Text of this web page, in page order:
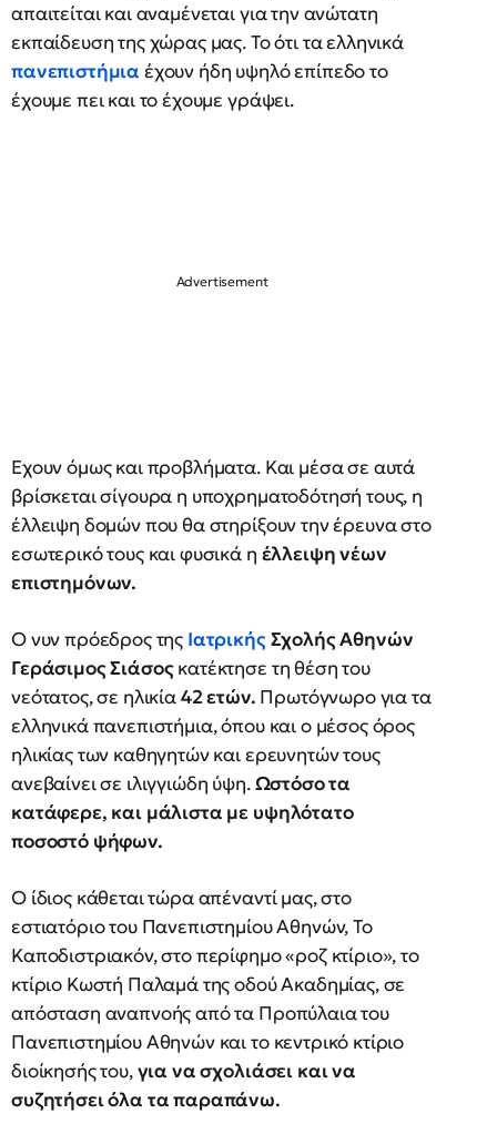
απαιτείται και αναμένεται για την ανώτατη
εκπαίδευση της χώρας μας. Το ότι τα ελληνικά
πανεπιστήμια έχουν ήδη υψηλό επίπεδο το
έχουμε πει και το έχουμε γράψει.
Εχουν όμως και προβλήματα. Και μέσα σε αυτά
βρίσκεται σίγουρα η υποχρηματοδότησή τους, η
έλλειψη δομών που θα στηρίξουν την έρευνα στο
εσωτερικό τους και φυσικά η έλλειψη νέων
επιστημόνων.
Ο νυν πρόεδρος της ΙατρικήςΣχολής Αθηνών
Γεράσιμος Σιάσοςκατέκτησε τη θέση του
νεότατος, σε ηλικία42 ετών. Πρωτόγνωρο για τα
ελληνικά πανεπιστήμια, όπου και ο μέσος όρος
ηλικίας των καθηγητών και ερευνητών τους
ανεβαίνει σε ιλιγγιώδη ύψη.Ωστόσο τα
κατάφερε, και μάλιστα με υψηλότατο
ποσοστό ψήφων.
Ο ίδιος κάθεται τώρα απέναντί μας, στο
εστιατόριο του Πανεπιστημίου Αθηνών, Το
Καποδιστριακόν, στο περίφημο «ροζ κτίριο», το
κτίριο Κωστή Παλαμά της οδού Ακαδημίας, σε
απόσταση αναπνοής από τα Προπύλαια του
Πανεπιστημίου Αθηνών και το κεντρικό κτίριο
διοίκησής του,για να σχολιάσει και να
συζητήσει όλα τα παραπάνω.